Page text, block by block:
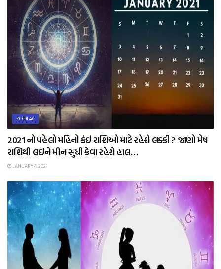
ZODIAC
2021 નો પહેલો મહિનો કંઈ રાશિઓ માટે રહેશે લક્કી ? જાણો મેષ
રાશિથી લઈને મીન સુધી કેવા રહેશે હાલ…
JANUARY 4, 2021